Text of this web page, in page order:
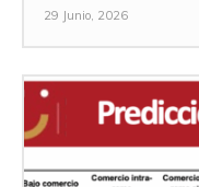
29 Junio, 2026